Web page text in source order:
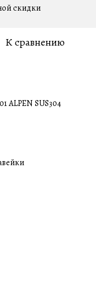
скидки
К сравнению
ALPEN SUS304